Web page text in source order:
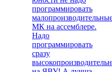
программировать
МК на ассемблере.
Надо
программировать
сразу